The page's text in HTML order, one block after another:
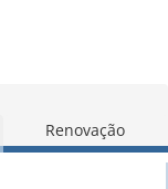
Renovação